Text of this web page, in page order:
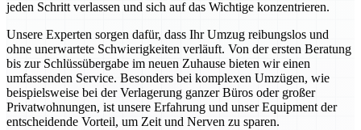
jeden Schritt verlassen und sich auf das Wichtige konzentrieren.
Unsere Experten sorgen dafür, dass Ihr Umzug reibungslos und
ohne unerwartete Schwierigkeiten verläuft. Von der ersten Beratung
bis zur Schlüssübergabe im neuen Zuhause bieten wir einen
umfassenden Service. Besonders bei komplexen Umzügen, wie
beispielsweise bei der Verlagerung ganzer Büros oder großer
Privatwohnungen, ist unsere Erfahrung und unser Equipment der
entscheidende Vorteil, um Zeit und Nerven zu sparen.